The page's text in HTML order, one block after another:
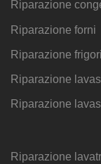
Riparazione
Riparazione forni
Riparazione
Riparazione
Riparazione
Riparazione